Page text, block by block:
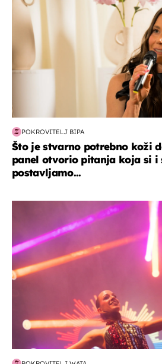
POKROVITELJ BIPA
Što je stvarno potrebno koži
panel otvorio pitanja koja si i
postavljamo...